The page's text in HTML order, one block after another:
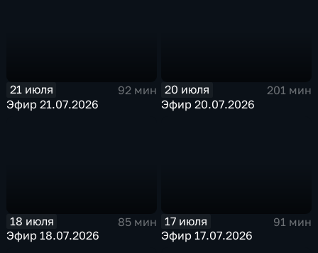
21 июля
92 мин
Эфир 21.07.2026
20 июля
201 мин
Эфир 20.07.2026
18 июля
85 мин
Эфир 18.07.2026
17 июля
91 мин
Эфир 17.07.2026